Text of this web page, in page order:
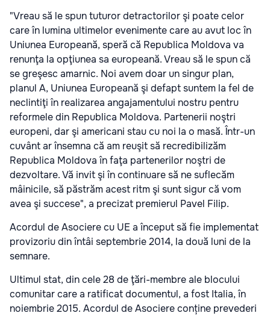
"Vreau să le spun tuturor detractorilor şi poate celor
care în lumina ultimelor evenimente care au avut loc în
Uniunea Europeană, speră că Republica Moldova va
renunţa la opţiunea sa europeană. Vreau să le spun că
se greşesc amarnic. Noi avem doar un singur plan,
planul A, Uniunea Europeană şi defapt suntem la fel de
neclintiţi în realizarea angajamentului nostru pentru
reformele din Republica Moldova. Partenerii noştri
europeni, dar şi americani stau cu noi la o masă. Într-un
cuvânt ar însemna că am reuşit să recredibilizăm
Republica Moldova în faţa partenerilor noştri de
dezvoltare. Vă invit şi în continuare să ne suflecăm
mâinicile, să păstrăm acest ritm şi sunt sigur că vom
avea şi succese", a precizat premierul Pavel Filip.
Acordul de Asociere cu UE a început să fie implementat
provizoriu din întâi septembrie 2014, la două luni de la
semnare.
Ultimul stat, din cele 28 de ţări-membre ale blocului
comunitar care a ratificat documentul, a fost Italia, în
noiembrie 2015. Acordul de Asociere conține prevederi